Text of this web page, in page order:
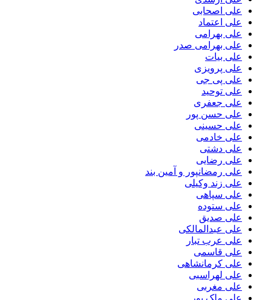
علی اصحابی
علی اعتماد
علی بهرامی
علی بهرامی صدر
علی بیات
علی پرویزی
علی پی جی
علی توحید
علی جعفری
علی حسن پور
علی حسینی
علی خادمی
علی دشتی
علی رضایی
علی رمضانپور و آمین بند
علی زند وکیلی
علی سپاهی
علی ستوده
علی صدیق
علی عبدالمالکی
علی عرب تبار
علی قاسمی
علی کرمانشاهی
علی لهراسبی
علی مغربی
علی ملک پور